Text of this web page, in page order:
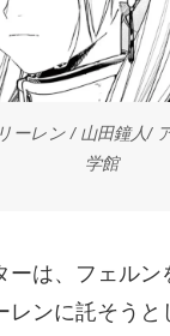
ーレン / 山田鐘人/
学館
ーは、フェルン
レンに託そうと